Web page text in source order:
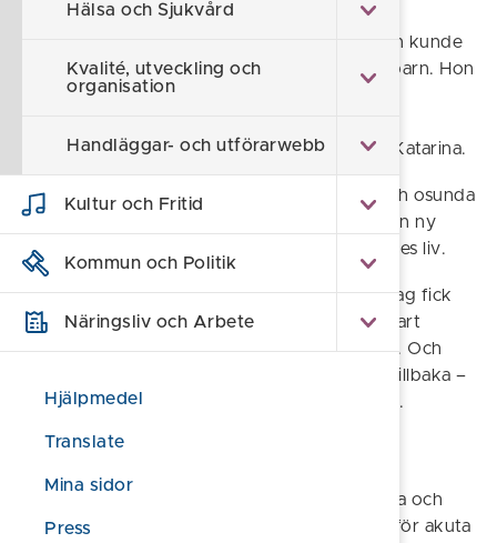
Hälsa och Sjukvård
Kvalité, utveckling och
organisation
Handläggar- och utförarwebb
Kultur och Fritid
Kommun och Politik
Näringsliv och Arbete
Hjälpmedel
Translate
Mina sidor
Press
- Mamma var en kärleksfull förälder, men hon kunde
inte ta hand om sig själv, hushållet, eller oss barn. Hon
förstod inte vikten av regler och rutiner och
behoven. Det var en trasig tillvaro, berättar Katarina.
Tonårstiden präglades av dåligt umgänge och osunda
miljöer, men som ung vuxen fick hennes liv en ny
riktning, när kärleken Torbjörn kom in i hennes liv.
- Där vände det. Jag träffade Torbjörn och jag fick
uppleva riktig kärlek – på riktigt. Jag gick klart
skolan och utbildade mig till undersköterska. Och
där någonstans kom längtan efter att få ge tillbaka –
till någon annan som behöver en trygg famn.
Jour var sjätte vecka
För tre och ett halvt år sedan gjorde Katarina och
Torbjörn slag i saken och öppnade sitt hem för akuta